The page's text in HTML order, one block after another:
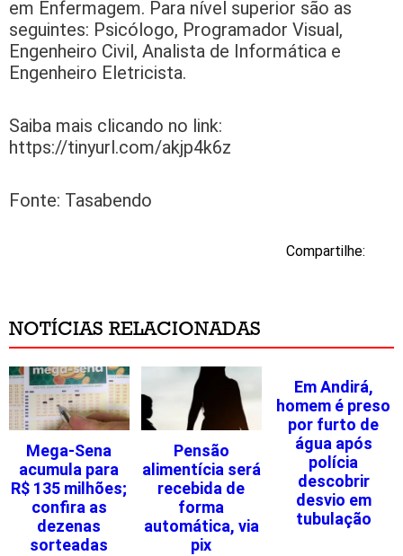
em Enfermagem. Para nível superior são as
seguintes: Psicólogo, Programador Visual,
Engenheiro Civil, Analista de Informática e
Engenheiro Eletricista.
Saiba mais clicando no link:
https://tinyurl.com/akjp4k6z
Fonte: Tasabendo
Compartilhe:
NOTÍCIAS RELACIONADAS
Mega-Sena
acumula para
R$ 135 milhões;
confira as
dezenas
sorteadas
Pensão
alimentícia será
recebida de
forma
automática, via
pix
Em Andirá,
homem é preso
por furto de
água após
polícia
descobrir
desvio em
tubulação